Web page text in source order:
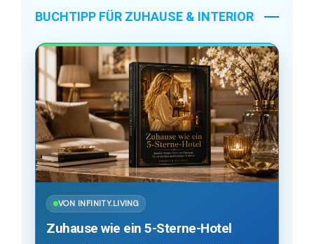
BUCHTIPP FÜR ZUHAUSE & INTERIOR
VON INFINITY.LIVING
Zuhause wie ein 5-Sterne-Hotel